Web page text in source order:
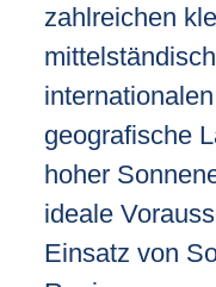
zahlreichen
geografische
hoher
ideale
Einsatz von